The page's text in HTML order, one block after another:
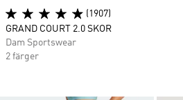
(1907)
GRAND COURT 2.0 SKOR
Dam Sportswear
2 färger